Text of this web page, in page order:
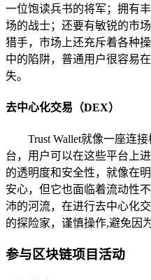
一位饱读兵书的将军；拥有
场的战士；还要有敏锐的市
猎手，市场上还充斥着各种
中的陷阱，普通用户很容易
失。
去中心化交易（DEX）
Trust Wallet就像一座连
台，用户可以在这些平台上
的透明度和安全性，就像在
安心，但它也面临着流动性
沛的河流，在进行去中心化
的探险家，谨慎操作,避免因
参与区块链项目活动